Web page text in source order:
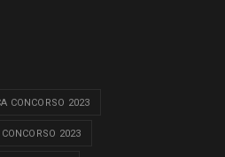
CONCORSO 2023
2023